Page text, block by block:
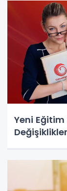
Yeni Eğitim